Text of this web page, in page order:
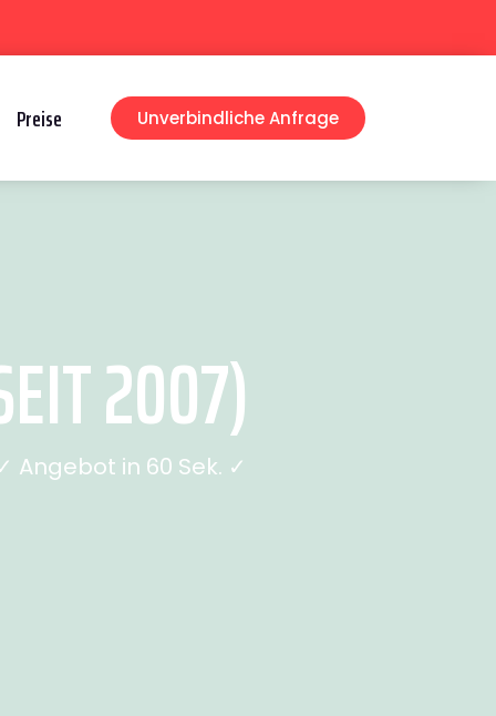
Preise Unverbindliche Anfrage
2007)
Angebot in 60 Sek. ✓